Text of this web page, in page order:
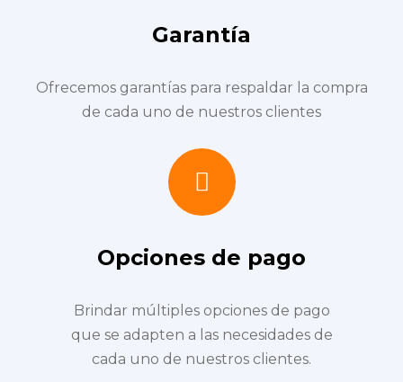
Garantía
Ofrecemos garantías para respaldar la compra
de cada uno de nuestros clientes
Opciones de pago
Brindar múltiples opciones de pago
que se adapten a las necesidades de
cada uno de nuestros clientes.